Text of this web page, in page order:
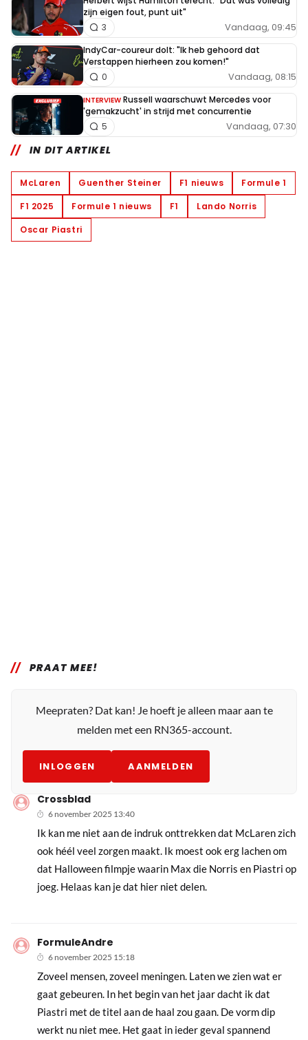
zijn eigen fout, punt uit"
Vandaag, 09:45
3
IndyCar-coureur dolt: "Ik heb gehoord dat
Verstappen hierheen zou komen!"
Vandaag, 08:15
0
INTERVIEW Russell waarschuwt Mercedes voor
'gemakzucht' in strijd met concurrentie
Vandaag, 07:30
5
IN DIT ARTIKEL
McLaren Guenther Steiner F1 nieuws
Formule 1
F1 2025
Formule 1 nieuws F1
Lando Norris
Oscar Piastri
PRAAT MEE!
Meepraten? Dat kan! Je hoeft je alleen maar aan te
melden met een RN365-account.
INLOGGEN AANMELDEN
Crossblad
6 november 2025 13:40
Ik kan me niet aan de indruk onttrekken dat McLaren zich
ook héél veel zorgen maakt. Ik moest ook erg lachen om
dat Halloween filmpje waarin Max die Norris en Piastri op
joeg. Helaas kan je dat hier niet delen.
FormuleAndre
6 november 2025 15:18
Zoveel mensen, zoveel meningen. Laten we zien wat er
gaat gebeuren. In het begin van het jaar dacht ik dat
Piastri met de titel aan de haal zou gaan. De vorm dip
werkt nu niet mee. Het gaat in ieder geval spannend